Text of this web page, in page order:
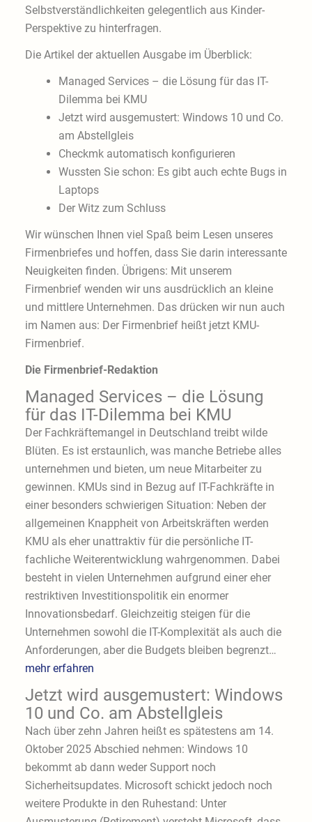
Selbstverständlichkeiten gelegentlich aus Kinder-
Perspektive zu hinterfragen.
Die Artikel der aktuellen Ausgabe im Überblick:
Managed Services – die Lösung für das IT-
Dilemma bei KMU
Jetzt wird ausgemustert: Windows 10 und Co.
am Abstellgleis
Checkmk automatisch konfigurieren
Wussten Sie schon: Es gibt auch echte Bugs in
Laptops
Der Witz zum Schluss
Wir wünschen Ihnen viel Spaß beim Lesen unseres
Firmenbriefes und hoffen, dass Sie darin interessante
Neuigkeiten finden. Übrigens: Mit unserem
Firmenbrief wenden wir uns ausdrücklich an kleine
und mittlere Unternehmen. Das drücken wir nun auch
im Namen aus: Der Firmenbrief heißt jetzt KMU-
Firmenbrief.
Die Firmenbrief-Redaktion
Managed Services – die Lösung
für das IT-Dilemma bei KMU
Der Fachkräftemangel in Deutschland treibt wilde
Blüten. Es ist erstaunlich, was manche Betriebe alles
unternehmen und bieten, um neue Mitarbeiter zu
gewinnen. KMUs sind in Bezug auf IT-Fachkräfte in
einer besonders schwierigen Situation: Neben der
allgemeinen Knappheit von Arbeitskräften werden
KMU als eher unattraktiv für die persönliche IT-
fachliche Weiterentwicklung wahrgenommen. Dabei
besteht in vielen Unternehmen aufgrund einer eher
restriktiven Investitionspolitik ein enormer
Innovationsbedarf. Gleichzeitig steigen für die
Unternehmen sowohl die IT-Komplexität als auch die
Anforderungen, aber die Budgets bleiben begrenzt…
mehr erfahren
Jetzt wird ausgemustert: Windows
10 und Co. am Abstellgleis
Nach über zehn Jahren heißt es spätestens am 14.
Oktober 2025 Abschied nehmen: Windows 10
bekommt ab dann weder Support noch
Sicherheitsupdates. Microsoft schickt jedoch noch
weitere Produkte in den Ruhestand: Unter